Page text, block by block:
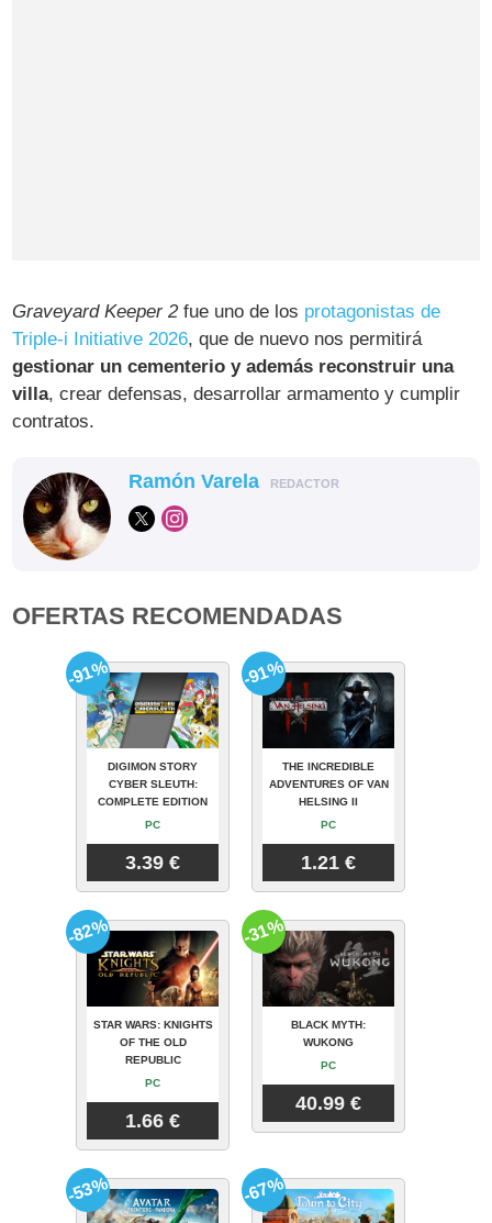
Graveyard Keeper 2fue uno de los protagonistas de
Triple-i Initiative 2026, que de nuevo nos permitirá
gestionar un cementerio y además reconstruir una
villa, crear defensas, desarrollar armamento y cumplir
contratos.
Ramón Varela REDACTOR
OFERTAS RECOMENDADAS
DIGIMON STORY
CYBER SLEUTH:
COMPLETE EDITION
PC
3.39 €
-91%
THE INCREDIBLE
ADVENTURES OF VAN
HELSING II
PC
1.21 €
-91%
STAR WARS: KNIGHTS
OF THE OLD
REPUBLIC
PC
1.66 €
-82%
BLACK MYTH:
WUKONG
PC
40.99 €
-31%
-53% -67%